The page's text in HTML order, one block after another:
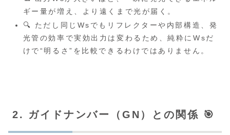
ギー量が増え、より遠くまで光が届く。
🔍 ただし同じWsでもリフレクターや内部構造、発
光管の効率で実効出力は変わるため、純粋にWsだ
けで“明るさ”を比較できるわけではありません。
2. ガイドナンバー（GN）との関係 🎯